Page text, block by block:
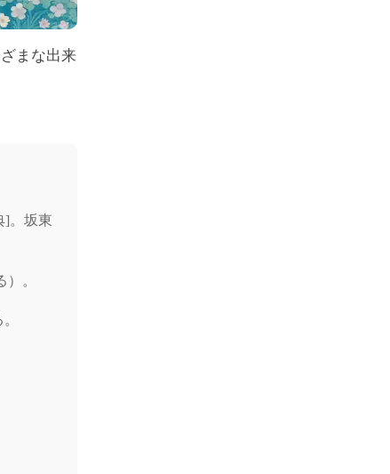
まな出来
]。坂東
。